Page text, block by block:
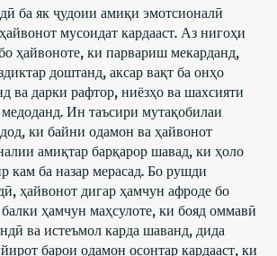
ба як ҷудоии амиқи эмотсионалӣ
мусоидат кардааст. Аз нигоҳи
ҳайвоноте, ки парвариш мекарданд,
доштанд, аксар вақт ба онҳо
ва дарки рафтор, ниёзҳо ва шахсияти
Ин таъсири мутақобилаи
ки байни одамон ва ҳайвонот
амиқтар барқарор шавад, ки ҳоло
кам ба назар мерасад. Бо рушди
ҳайвонот дигар ҳамчун афроде бо
ҳамчун маҳсулоте, ки бояд оммавӣ
ва истеъмол карда шаванд, дида
барои одамон осонтар кардааст, ки